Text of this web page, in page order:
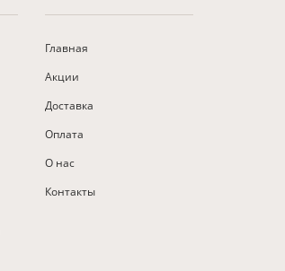
Главная
Акции
Доставка
Оплата
О нас
Контакты